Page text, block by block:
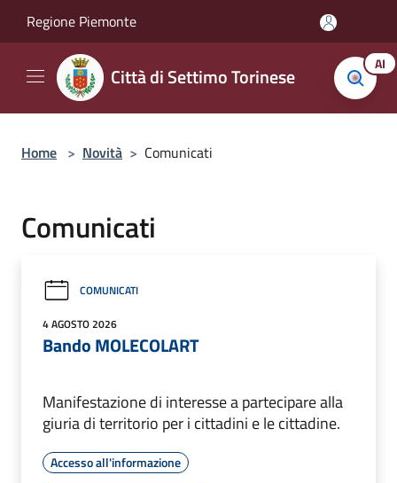
Regione Piemonte
Città di Settimo Torinese AI
Home > Novità > Comunicati
Comunicati
COMUNICATI
4 AGOSTO 2026
Bando MOLECOLART
Manifestazione di interesse a partecipare alla
giuria di territorio per i cittadini e le cittadine.
Accesso all'informazione